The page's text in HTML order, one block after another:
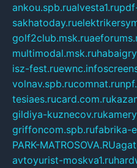
ankou.spb.rualvesta1.ru
sakhatoday.ru
golf2club.msk.ru
multimodal.msk.ru
isz-fest.ruewnc.info
volnav.spb.rucomnat.ru
tesiaes.rucard.com.ru
gildiya-kuznecov.ru
griffoncom.spb.rufabrika-
PARK-MATROSOVA.RU
avtoyurist-moskva1.ru